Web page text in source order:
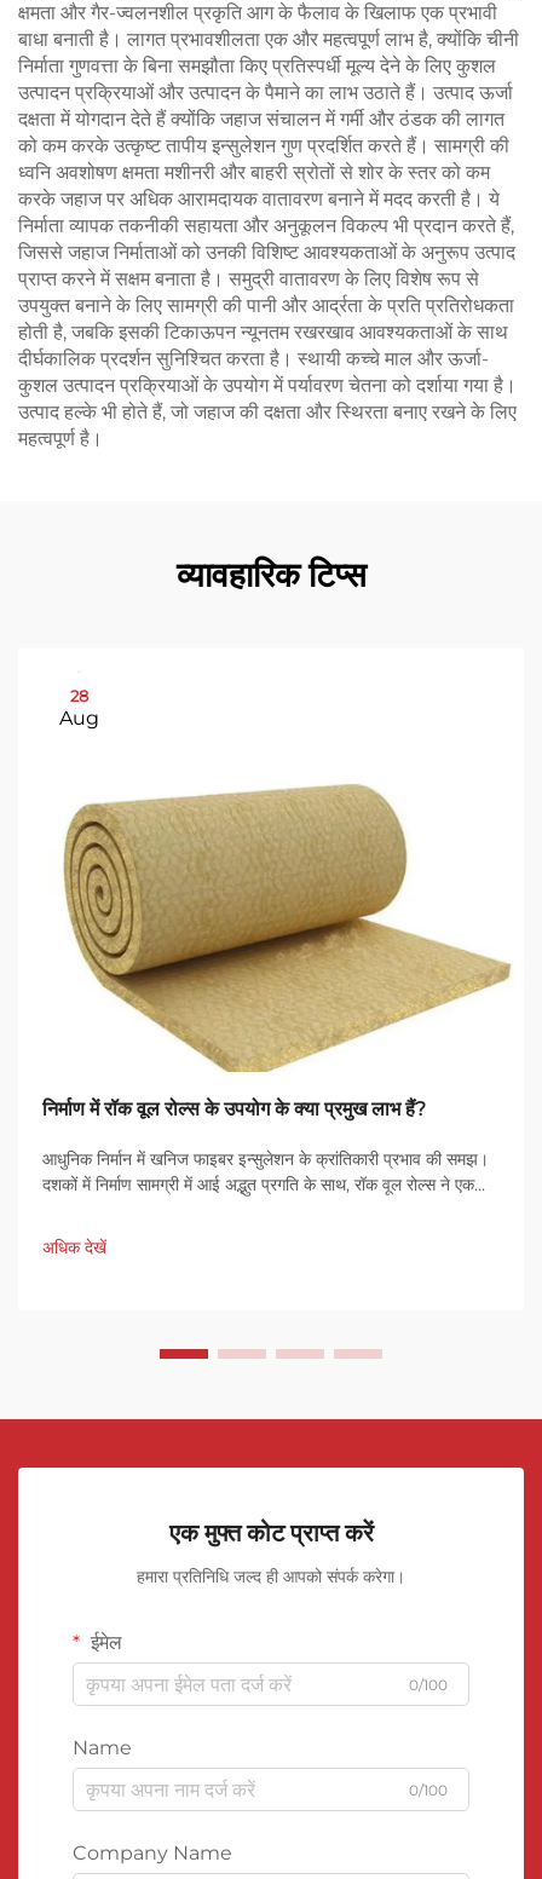
क्षमता और गैर-ज्वलनशील प्रकृति आग के फैलाव के खिलाफ एक प्रभावी
बाधा बनाती है। लागत प्रभावशीलता एक और महत्वपूर्ण लाभ है, क्योंकि चीनी
निर्माता गुणवत्ता के बिना समझौता किए प्रतिस्पर्धी मूल्य देने के लिए कुशल
उत्पादन प्रक्रियाओं और उत्पादन के पैमाने का लाभ उठाते हैं। उत्पाद ऊर्जा
दक्षता में योगदान देते हैं क्योंकि जहाज संचालन में गर्मी और ठंडक की लागत
को कम करके उत्कृष्ट तापीय इन्सुलेशन गुण प्रदर्शित करते हैं। सामग्री की
ध्वनि अवशोषण क्षमता मशीनरी और बाहरी स्रोतों से शोर के स्तर को कम
करके जहाज पर अधिक आरामदायक वातावरण बनाने में मदद करती है। ये
निर्माता व्यापक तकनीकी सहायता और अनुकूलन विकल्प भी प्रदान करते हैं,
जिससे जहाज निर्माताओं को उनकी विशिष्ट आवश्यकताओं के अनुरूप उत्पाद
प्राप्त करने में सक्षम बनाता है। समुद्री वातावरण के लिए विशेष रूप से
उपयुक्त बनाने के लिए सामग्री की पानी और आर्द्रता के प्रति प्रतिरोधकता
होती है, जबकि इसकी टिकाऊपन न्यूनतम रखरखाव आवश्यकताओं के साथ
दीर्घकालिक प्रदर्शन सुनिश्चित करता है। स्थायी कच्चे माल और ऊर्जा-
कुशल उत्पादन प्रक्रियाओं के उपयोग में पर्यावरण चेतना को दर्शाया गया है।
उत्पाद हल्के भी होते हैं, जो जहाज की दक्षता और स्थिरता बनाए रखने के लिए
महत्वपूर्ण है।
व्यावहारिक टिप्स
28
Aug
निर्माण में रॉक वूल रोल्स के उपयोग के क्या प्रमुख लाभ हैं?
आधुनिक निर्मान में खनिज फाइबर इन्सुलेशन के क्रांतिकारी प्रभाव की समझ।
दशकों में निर्माण सामग्री में आई अद्भुत प्रगति के साथ, रॉक वूल रोल्स ने एक
अधिक देखें
एक मुफ्त कोट प्राप्त करें
हमारा प्रतिनिधि जल्द ही आपको संपर्क करेगा।
ईमेल
0/100
Name
0/100
Company Name